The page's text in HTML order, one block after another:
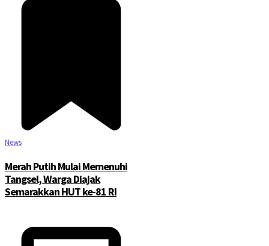
News
Merah Putih Mulai Memenuhi
Tangsel, Warga Diajak
Semarakkan HUT ke-81 RI